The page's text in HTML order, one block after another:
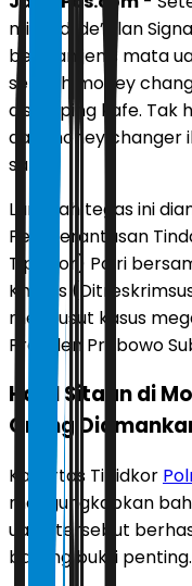
miliar di de’Clan
belasan jenis mata
sebuah money
disamping kafe. Tak
dan money changer
saksi.
Langkah tegas ini
Pemberantasan
Tipidkor) Polri
Khusus
mengusut kasus
Presiden Prabowo
Hasil Sitaan di
Orang
Kakortas Tipidkor
mengungkapkan
uang tersebut
barang bukti penting.